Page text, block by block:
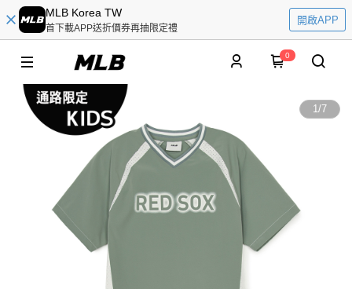
MLB Korea TW
首下載APP送折價券再抽限定禮
開啟APP
0
1/7